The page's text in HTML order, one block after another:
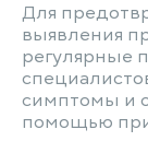
Для
выявления
регулярные
симптомы и
помощью